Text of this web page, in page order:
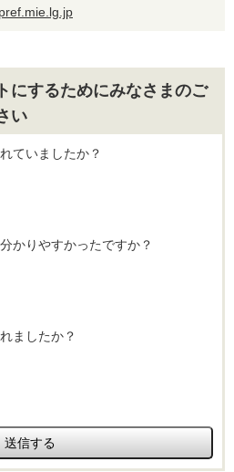
にするためにみなさまのご
い
ていましたか？
かりやすかったですか？
ましたか？